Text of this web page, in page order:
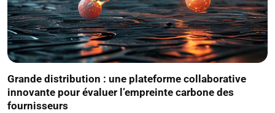
Grande distribution : une plateforme collaborative
innovante pour évaluer l’empreinte carbone des
fournisseurs